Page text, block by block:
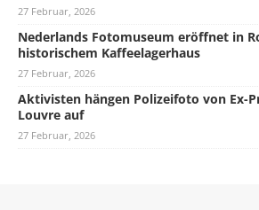
27 Februar, 2026
Nederlands Fotomuseum eröffnet in
historischem Kaffeelagerhaus
27 Februar, 2026
Aktivisten hängen Polizeifoto von Ex-
Louvre auf
27 Februar, 2026